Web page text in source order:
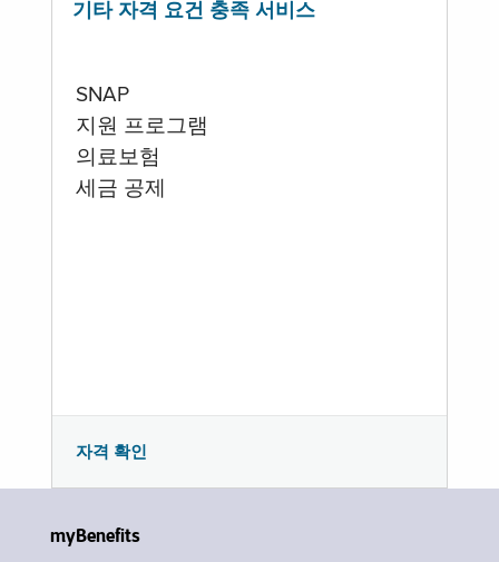
기타 자격 요건 충족 서비스
SNAP
지원 프로그램
의료보험
세금 공제
자격 확인
myBenefits